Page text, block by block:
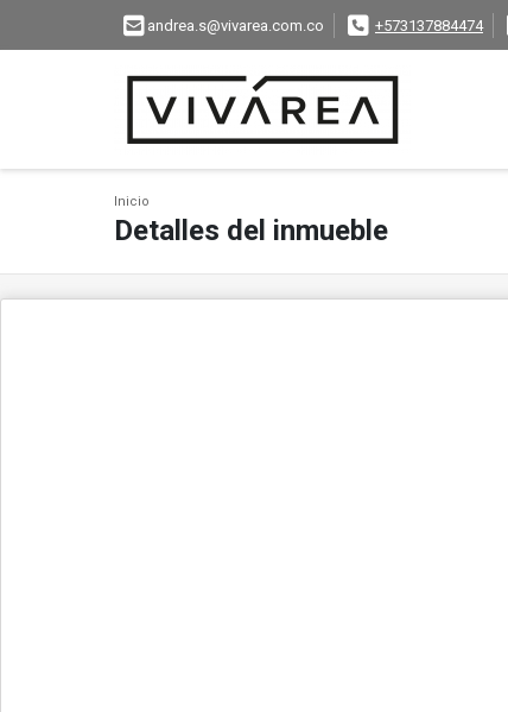
andrea.s@vivarea.com.co +573137884474
Inicio
Detalles del inmueble